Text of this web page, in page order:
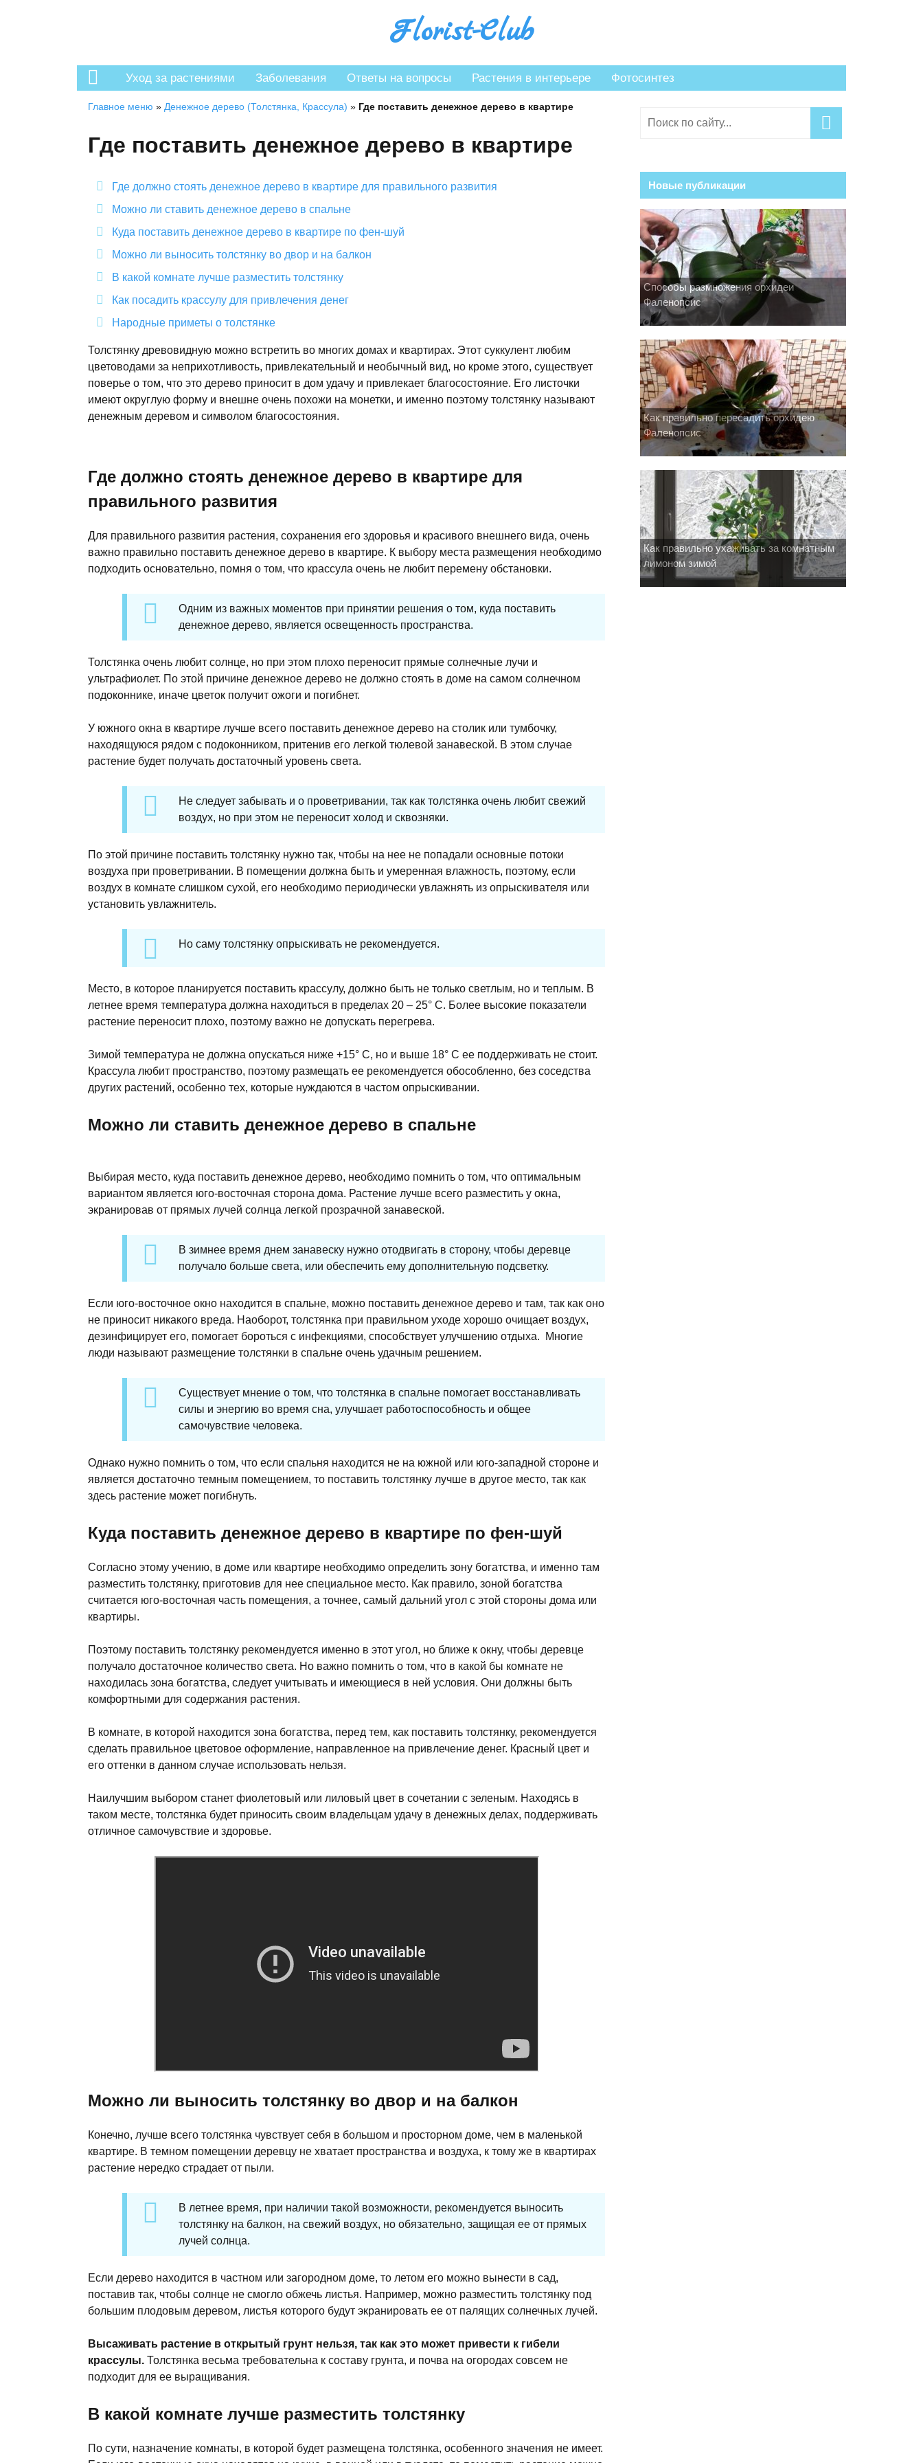
Florist-Club
Уход за растениями Заболевания Ответы на вопросы Растения в интерьере Фотосинтез
Главное меню » Денежное дерево (Толстянка, Крассула) » Где поставить денежное дерево в квартире
Где поставить денежное дерево в квартире
Где должно стоять денежное дерево в квартире для правильного развития
Можно ли ставить денежное дерево в спальне
Куда поставить денежное дерево в квартире по фен-шуй
Можно ли выносить толстянку во двор и на балкон
В какой комнате лучше разместить толстянку
Как посадить крассулу для привлечения денег
Народные приметы о толстянке
Толстянку древовидную можно встретить во многих домах и квартирах. Этот суккулент любим
цветоводами за неприхотливость, привлекательный и необычный вид, но кроме этого, существует
поверье о том, что это дерево приносит в дом удачу и привлекает благосостояние. Его листочки
имеют округлую форму и внешне очень похожи на монетки, и именно поэтому толстянку называют
денежным деревом и символом благосостояния.
Где должно стоять денежное дерево в квартире для
правильного развития
Для правильного развития растения, сохранения его здоровья и красивого внешнего вида, очень
важно правильно поставить денежное дерево в квартире. К выбору места размещения необходимо
подходить основательно, помня о том, что крассула очень не любит перемену обстановки.
Одним из важных моментов при принятии решения о том, куда поставить
денежное дерево, является освещенность пространства.
Толстянка очень любит солнце, но при этом плохо переносит прямые солнечные лучи и
ультрафиолет. По этой причине денежное дерево не должно стоять в доме на самом солнечном
подоконнике, иначе цветок получит ожоги и погибнет.
У южного окна в квартире лучше всего поставить денежное дерево на столик или тумбочку,
находящуюся рядом с подоконником, притенив его легкой тюлевой занавеской. В этом случае
растение будет получать достаточный уровень света.
Не следует забывать и о проветривании, так как толстянка очень любит свежий
воздух, но при этом не переносит холод и сквозняки.
По этой причине поставить толстянку нужно так, чтобы на нее не попадали основные потоки
воздуха при проветривании. В помещении должна быть и умеренная влажность, поэтому, если
воздух в комнате слишком сухой, его необходимо периодически увлажнять из опрыскивателя или
установить увлажнитель.
Но саму толстянку опрыскивать не рекомендуется.
Место, в которое планируется поставить крассулу, должно быть не только светлым, но и теплым. В
летнее время температура должна находиться в пределах 20 – 25° С. Более высокие показатели
растение переносит плохо, поэтому важно не допускать перегрева.
Зимой температура не должна опускаться ниже +15° С, но и выше 18° С ее поддерживать не стоит.
Крассула любит пространство, поэтому размещать ее рекомендуется обособленно, без соседства
других растений, особенно тех, которые нуждаются в частом опрыскивании.
Можно ли ставить денежное дерево в спальне
Выбирая место, куда поставить денежное дерево, необходимо помнить о том, что оптимальным
вариантом является юго-восточная сторона дома. Растение лучше всего разместить у окна,
экранировав от прямых лучей солнца легкой прозрачной занавеской.
В зимнее время днем занавеску нужно отодвигать в сторону, чтобы деревце
получало больше света, или обеспечить ему дополнительную подсветку.
Если юго-восточное окно находится в спальне, можно поставить денежное дерево и там, так как оно
не приносит никакого вреда. Наоборот, толстянка при правильном уходе хорошо очищает воздух,
дезинфицирует его, помогает бороться с инфекциями, способствует улучшению отдыха. Многие
люди называют размещение толстянки в спальне очень удачным решением.
Существует мнение о том, что толстянка в спальне помогает восстанавливать
силы и энергию во время сна, улучшает работоспособность и общее
самочувствие человека.
Однако нужно помнить о том, что если спальня находится не на южной или юго-западной стороне и
является достаточно темным помещением, то поставить толстянку лучше в другое место, так как
здесь растение может погибнуть.
Куда поставить денежное дерево в квартире по фен-шуй
Согласно этому учению, в доме или квартире необходимо определить зону богатства, и именно там
разместить толстянку, приготовив для нее специальное место. Как правило, зоной богатства
считается юго-восточная часть помещения, а точнее, самый дальний угол с этой стороны дома или
квартиры.
Поэтому поставить толстянку рекомендуется именно в этот угол, но ближе к окну, чтобы деревце
получало достаточное количество света. Но важно помнить о том, что в какой бы комнате не
находилась зона богатства, следует учитывать и имеющиеся в ней условия. Они должны быть
комфортными для содержания растения.
В комнате, в которой находится зона богатства, перед тем, как поставить толстянку, рекомендуется
сделать правильное цветовое оформление, направленное на привлечение денег. Красный цвет и
его оттенки в данном случае использовать нельзя.
Наилучшим выбором станет фиолетовый или лиловый цвет в сочетании с зеленым. Находясь в
таком месте, толстянка будет приносить своим владельцам удачу в денежных делах, поддерживать
отличное самочувствие и здоровье.
Можно ли выносить толстянку во двор и на балкон
Конечно, лучше всего толстянка чувствует себя в большом и просторном доме, чем в маленькой
квартире. В темном помещении деревцу не хватает пространства и воздуха, к тому же в квартирах
растение нередко страдает от пыли.
В летнее время, при наличии такой возможности, рекомендуется выносить
толстянку на балкон, на свежий воздух, но обязательно, защищая ее от прямых
лучей солнца.
Если дерево находится в частном или загородном доме, то летом его можно вынести в сад,
поставив так, чтобы солнце не смогло обжечь листья. Например, можно разместить толстянку под
большим плодовым деревом, листья которого будут экранировать ее от палящих солнечных лучей.
Высаживать растение в открытый грунт нельзя, так как это может привести к гибели
крассулы. Толстянка весьма требовательна к составу грунта, и почва на огородах совсем не
подходит для ее выращивания.
В какой комнате лучше разместить толстянку
По сути, назначение комнаты, в которой будет размещена толстянка, особенного значения не имеет.
Новые публикации
Способы размножения орхидеи
Фаленопсис
Как правильно пересадить орхидею
Фаленопсис
Как правильно ухаживать за комнатным
лимоном зимой